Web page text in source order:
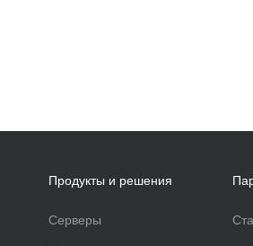
Продукты и решения
Серверы